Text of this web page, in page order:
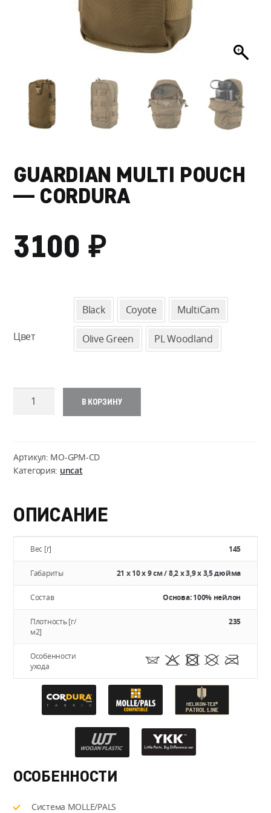
GUARDIAN MULTI POUCH
— CORDURA
3100 ₽
Цвет
Black Coyote MultiCam
Olive Green PL Woodland
Количество
Pouch
-
В КОРЗИНУ
Артикул: MO-GPM-CD
Категория: uncat
ОПИСАНИЕ
Вес [г] 145
Габариты 21 x 10 x 9 см / 8,2 x 3,9 x 3,5 дюйма
Состав Основа: 100% нейлон
Плотность [г/
м2]
235
Особенности
ухода
ОСОБЕННОСТИ
Система MOLLE/PALS